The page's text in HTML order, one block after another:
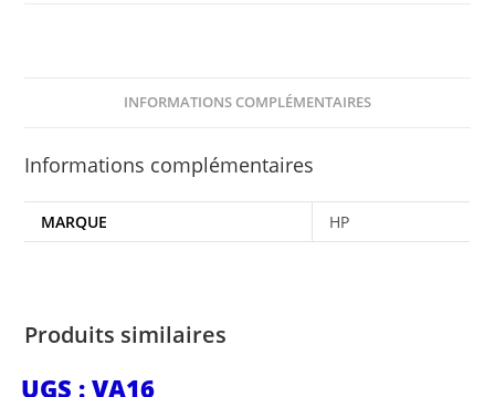
INFORMATIONS COMPLÉMENTAIRES
Informations complémentaires
MARQUE HP
Produits similaires
UGS : VA16